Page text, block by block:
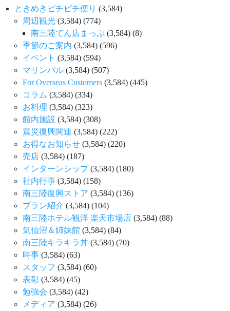
ときめきピチピチ便り (3,584)
周辺観光 (3,584) (774)
南三陸てん店まっぷ (3,584) (8)
季節のご案内 (3,584) (596)
イベント (3,584) (594)
マリンパル (3,584) (507)
For Overseas Customers (3,584) (445)
コラム (3,584) (334)
お料理 (3,584) (323)
館内施設 (3,584) (308)
震災復興関連 (3,584) (222)
お得なお知らせ (3,584) (220)
売店 (3,584) (187)
インターンシップ(3,584) (180)
社内行事 (3,584) (158)
南三陸復興ストア (3,584) (136)
プラン紹介 (3,584) (104)
南三陸ホテル観洋 楽天市場店 (3,584) (88)
気仙沼＆姉妹館 (3,584) (84)
南三陸キラキラ丼 (3,584) (70)
時事 (3,584) (63)
スタッフ (3,584) (60)
表彰 (3,584) (45)
勉強会 (3,584) (42)
メディア (3,584) (26)